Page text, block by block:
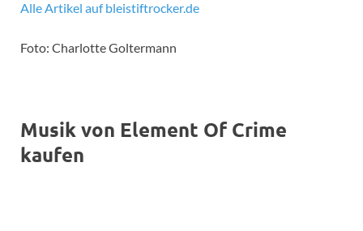
Alle Artikel auf bleistiftrocker.de
Foto: Charlotte Goltermann
Musik von Element Of Crime
kaufen